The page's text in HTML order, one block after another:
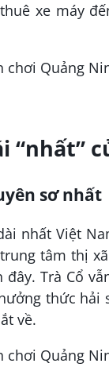
xe máy
“nhất”
sơ nhất
nhất Việt
tâm thị
đây. Trà Cổ
thức hải
về.